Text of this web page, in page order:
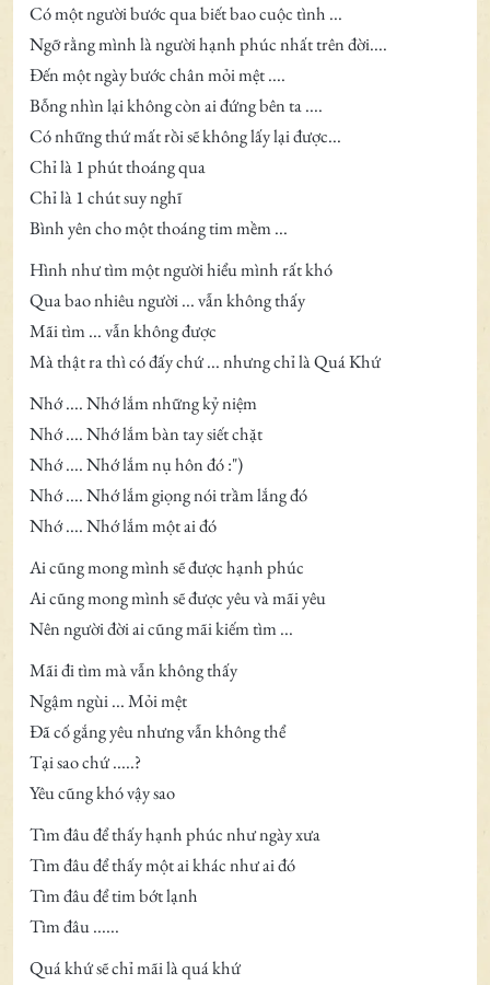
Có một người bước qua biết bao cuộc tình ...
Ngỡ rằng mình là người hạnh phúc nhất trên đời....
Đến một ngày bước chân mỏi mệt ....
Bỗng nhìn lại không còn ai đứng bên ta ....
Có những thứ mất rồi sẽ không lấy lại được...
Chỉ là 1 phút thoáng qua
Chỉ là 1 chút suy nghĩ
Bình yên cho một thoáng tim mềm ...
Hình như tìm một người hiểu mình rất khó
Qua bao nhiêu người ... vẫn không thấy
Mãi tìm ... vẫn không được
Mà thật ra thì có đấy chứ ... nhưng chỉ là Quá Khứ
Nhớ .... Nhớ lắm những kỷ niệm
Nhớ .... Nhớ lắm bàn tay siết chặt
Nhớ .... Nhớ lắm nụ hôn đó :")
Nhớ .... Nhớ lắm giọng nói trầm lắng đó
Nhớ .... Nhớ lắm một ai đó
Ai cũng mong mình sẽ được hạnh phúc
Ai cũng mong mình sẽ được yêu và mãi yêu
Nên người đời ai cũng mãi kiếm tìm ...
Mãi đi tìm mà vẫn không thấy
Ngậm ngùi ... Mỏi mệt
Đã cố gắng yêu nhưng vẫn không thể
Tại sao chứ .....?
Yêu cũng khó vậy sao
Tìm đâu để thấy hạnh phúc như ngày xưa
Tìm đâu để thấy một ai khác như ai đó
Tìm đâu để tim bớt lạnh
Tìm đâu ......
Quá khứ sẽ chỉ mãi là quá khứ